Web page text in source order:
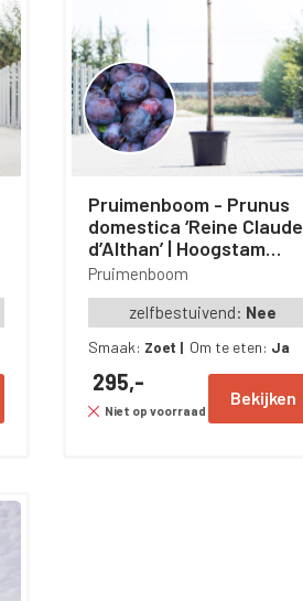
Pruimenboom - Prunus
domestica ‘Reine Claude
d’Althan’ | Hoogstam
leiboom | 180 cm
Pruimenboom
zelfbestuivend: Nee
Smaak: Zoet | Om te eten: Ja
295,-
Niet op voorraad
Bekijken